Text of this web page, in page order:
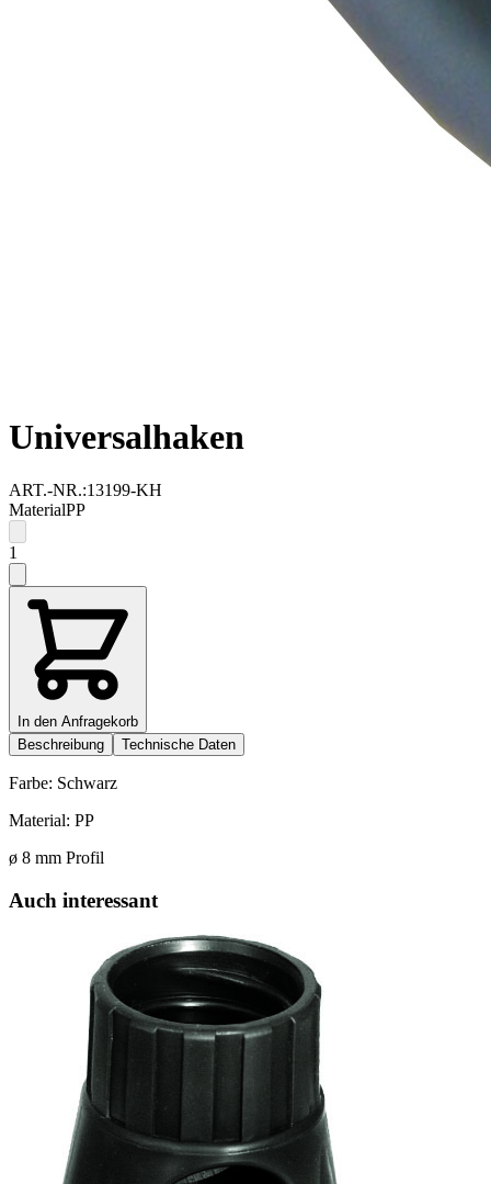
Universalhaken
ART.-NR.:13199-KH
MaterialPP
1
In den Anfragekorb
Beschreibung
Technische Daten
Farbe: Schwarz
Material: PP
ø 8 mm Profil
Auch interessant